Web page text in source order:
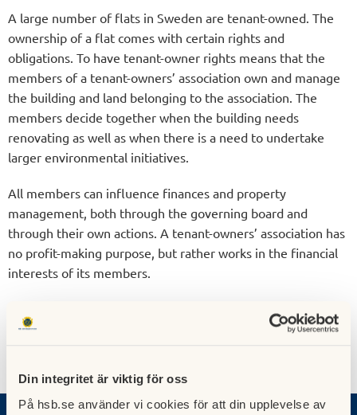
Din integritet är viktig för oss
På hsb.se använder vi cookies för att din upplevelse av
A large number of flats in Sweden are tenant-owned. The
ownership of a flat comes with certain rights and
obligations. To have tenant-owner rights means that the
members of a tenant-owners’ association own and manage
the building and land belonging to the association. The
members decide together when the building needs
renovating as well as when there is a need to undertake
larger environmental initiatives.
All members can influence finances and property
management, both through the governing board and
through their own actions. A tenant-owners’ association has
no profit-making purpose, but rather works in the financial
interests of its members.